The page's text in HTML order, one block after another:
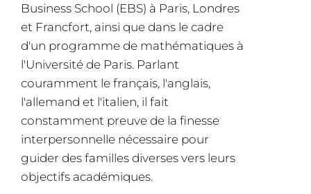
Business School (EBS) à Paris, Londres
et Francfort, ainsi que dans le cadre
d'un programme de mathématiques à
l'Université de Paris. Parlant
couramment le français, l'anglais,
l'allemand et l'italien, il fait
constamment preuve de la finesse
interpersonnelle nécessaire pour
guider des familles diverses vers leurs
objectifs académiques.